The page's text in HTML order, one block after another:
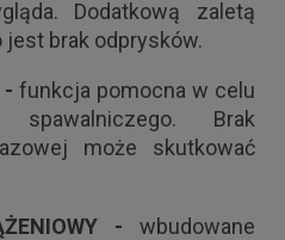
Dodatkową zaletą
brak odprysków.
- funkcja pomocna w celu
spawalniczego. Brak
może skutkować
- wbudowane